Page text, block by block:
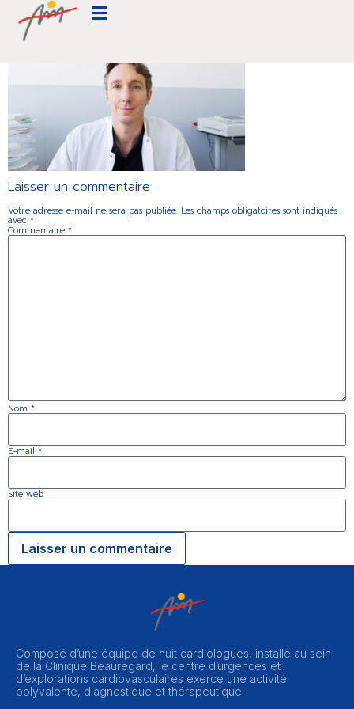
Cardiologie-Beauregard-112
Laisser un commentaire
Votre adresse e-mail ne sera pas publiée. Les champs obligatoires sont indiqués
avec *
Commentaire *
Nom *
E-mail *
Site web
Composé d’une équipe de huit cardiologues, installé au sein
de la Clinique Beauregard, le centre d’urgences et
d’explorations cardiovasculaires exerce une activité
polyvalente, diagnostique et thérapeutique.